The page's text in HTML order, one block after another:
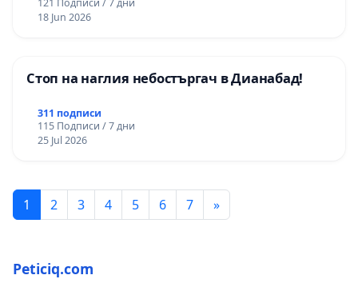
18 Jun 2026
Стоп на наглия небостъргач в Дианабад!
311 подписи
115 Подписи / 7 дни
25 Jul 2026
1 2 3 4 5 6 7 »
Peticiq.com